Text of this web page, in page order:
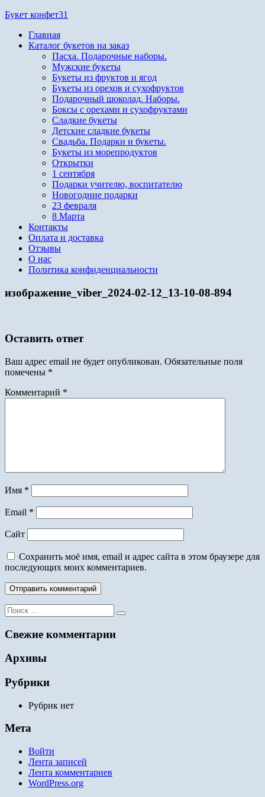
Перейти
содержимому
Букет конфет31
Главная
Каталог букетов на заказ
Пасха. Подарочные наборы.
Мужские букеты
Букеты из фруктов и ягод
Букеты из орехов и сухофруктов
Подарочный шоколад. Наборы.
Боксы с орехами и сухофруктами
Сладкие букеты
Детские сладкие букеты
Свадьба. Подарки и букеты.
Букеты из морепродуктов
Открытки
1 сентября
Подарки учителю, воспитателю
Новогодние подарки
23 февраля
8 Марта
Контакты
Оплата и доставка
Отзывы
О нас
Политика конфиденциальности
изображение_viber_2024-02-12_13-10-08-894
Оставить ответ
Ваш адрес email не будет опубликован. Обязательные поля
помечены *
Комментарий *
Имя *
Email *
Сайт
Сохранить моё имя, email и адрес сайта в этом браузере для
последующих моих комментариев.
Поиск
для:
Свежие комментарии
Архивы
Рубрики
Рубрик нет
Мета
Войти
Лента записей
Лента комментариев
WordPress.org